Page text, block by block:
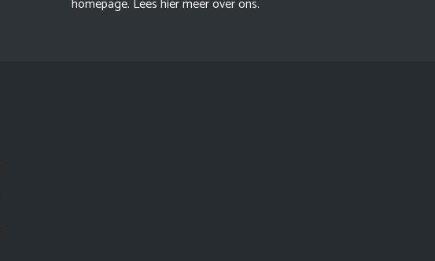
homepage. Lees hier meerover ons.